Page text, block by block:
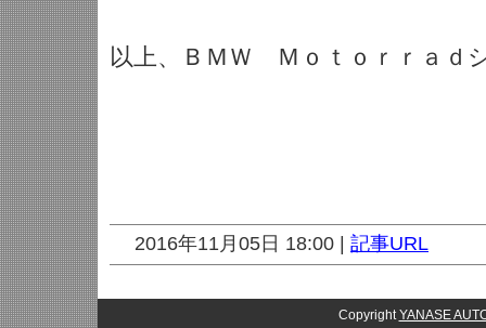
以上、ＢＭＷ Ｍｏｔｏｒｒａｄ
2016年11月05日 18:00 | 記事URL
Copyright YANASE